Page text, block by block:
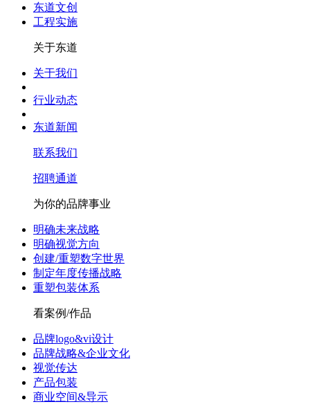
东道文创
工程实施
关于东道
关于我们
行业动态
东道新闻
联系我们
招聘通道
为你的品牌事业
明确未来战略
明确视觉方向
创建/重塑数字世界
制定年度传播战略
重塑包装体系
看案例/作品
品牌logo&vi设计
品牌战略&企业文化
视觉传达
产品包装
商业空间&导示